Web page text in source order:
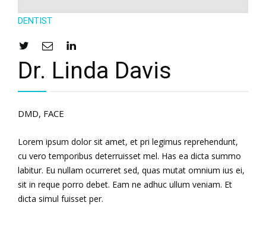
DENTIST
Dr. Linda Davis
DMD, FACE
Lorem ipsum dolor sit amet, et pri legimus reprehendunt,
cu vero temporibus deterruisset mel. Has ea dicta summo
labitur. Eu nullam ocurreret sed, quas mutat omnium ius ei,
sit in reque porro debet. Eam ne adhuc ullum veniam. Et
dicta simul fuisset per.